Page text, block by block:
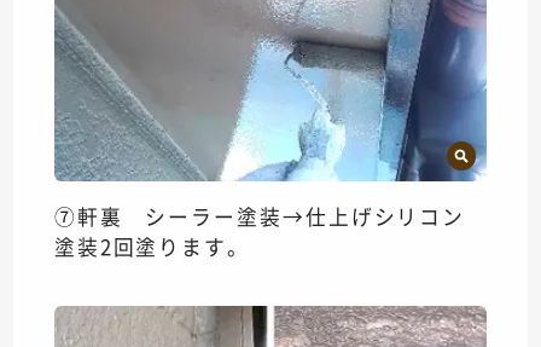
⑦軒裏 シーラー塗装→仕上げシリコン
塗装2回塗ります。